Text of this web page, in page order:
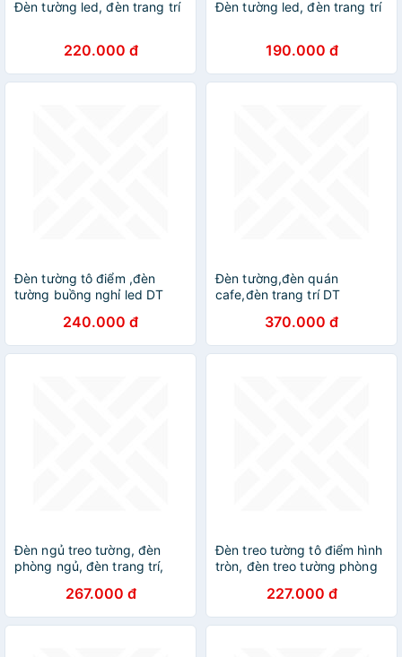
Đèn tường led, đèn trang trí
220.000 đ
Đèn tường led, đèn trang trí
190.000 đ
Đèn tường tô điểm ,đèn
tường buồng nghỉ led DT
240.000 đ
Đèn tường,đèn quán
cafe,đèn trang trí DT
370.000 đ
Đèn ngủ treo tường, đèn
phòng ngủ, đèn trang trí,
267.000 đ
Đèn treo tường tô điểm hình
tròn, đèn treo tường phòng
227.000 đ